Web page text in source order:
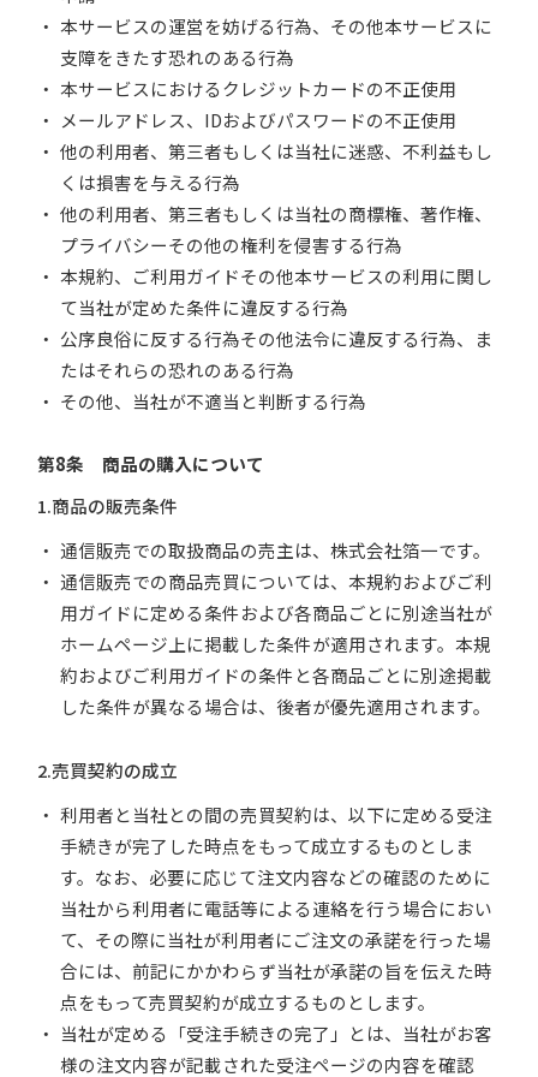
本サービスの運営を妨げる行為、その他本サービスに
支障をきたす恐れのある行為
本サービスにおけるクレジットカードの不正使用
メールアドレス、IDおよびパスワードの不正使用
他の利用者、第三者もしくは当社に迷惑、不利益もし
くは損害を与える行為
他の利用者、第三者もしくは当社の商標権、著作権、
プライバシーその他の権利を侵害する行為
本規約、ご利用ガイドその他本サービスの利用に関し
て当社が定めた条件に違反する行為
公序良俗に反する行為その他法令に違反する行為、ま
たはそれらの恐れのある行為
その他、当社が不適当と判断する行為
第8条 商品の購入について
1.商品の販売条件
通信販売での取扱商品の売主は、株式会社箔一です。
通信販売での商品売買については、本規約およびご利
用ガイドに定める条件および各商品ごとに別途当社が
ホームページ上に掲載した条件が適用されます。本規
約およびご利用ガイドの条件と各商品ごとに別途掲載
した条件が異なる場合は、後者が優先適用されます。
2.売買契約の成立
利用者と当社との間の売買契約は、以下に定める受注
手続きが完了した時点をもって成立するものとしま
す。なお、必要に応じて注文内容などの確認のために
当社から利用者に電話等による連絡を行う場合におい
て、その際に当社が利用者にご注文の承諾を行った場
合には、前記にかかわらず当社が承諾の旨を伝えた時
点をもって売買契約が成立するものとします。
当社が定める「受注手続きの完了」とは、当社がお客
様の注文内容が記載された受注ページの内容を確認